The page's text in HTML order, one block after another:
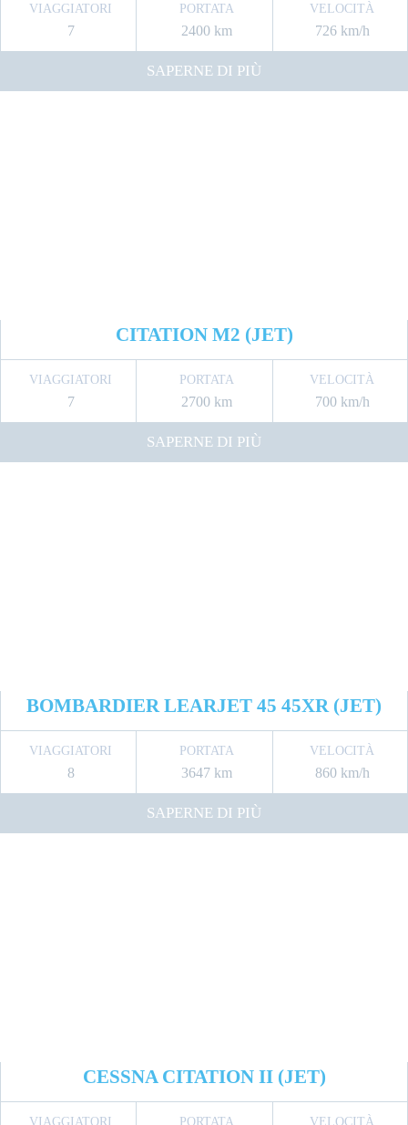
VIAGGIATORI
7
PORTATA
2400 km
VELOCITÀ
726 km/h
SAPERNE DI PIÙ
CITATION M2 (JET)
VIAGGIATORI
7
PORTATA
2700 km
VELOCITÀ
700 km/h
SAPERNE DI PIÙ
BOMBARDIER LEARJET 45 45XR (JET)
VIAGGIATORI
8
PORTATA
3647 km
VELOCITÀ
860 km/h
SAPERNE DI PIÙ
CESSNA CITATION II (JET)
VIAGGIATORI PORTATA VELOCITÀ